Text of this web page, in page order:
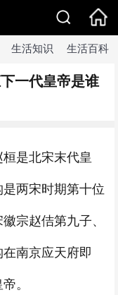
生活知识 生活百科
一代皇帝是谁
是北宋末代皇
两宋时期第十位
宗赵佶第九子、
南京应天府即
。